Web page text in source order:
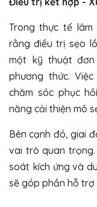
Trong thực tế lâm
rằng điều trị sẹo
một kỹ thuật
phương thức.
chăm sóc phục
năng cải thiện mô
Bên cạnh đó, giai
vai trò quan
soát kích ứng và
sẽ góp phần hỗ